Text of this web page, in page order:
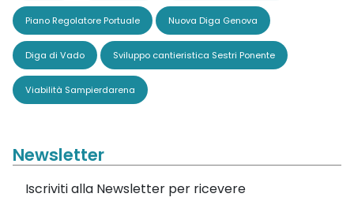
Piano Regolatore Portuale Nuova Diga Genova
Diga di Vado Sviluppo cantieristica Sestri Ponente
Viabilità Sampierdarena
Newsletter
Iscriviti alla Newsletter per ricevere